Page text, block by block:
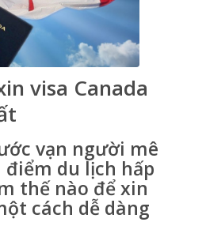
visa Canada
vạn người mê
du lịch hấp
thế nào để xin
cách dễ dàng